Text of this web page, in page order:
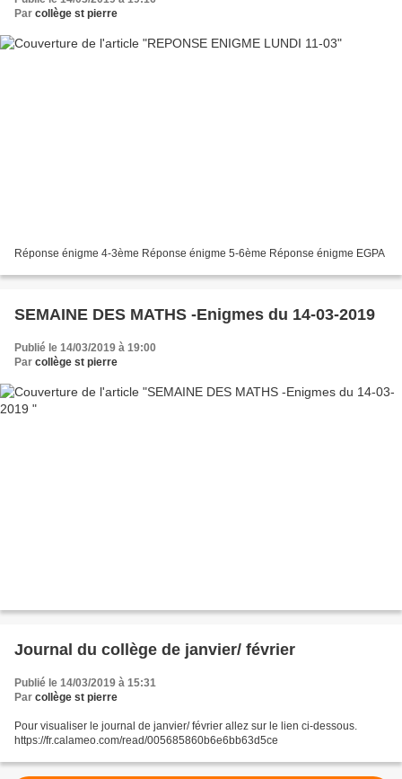
Par collège st pierre
Réponse énigme 4-3ème Réponse énigme 5-6ème Réponse énigme EGPA
SEMAINE DES MATHS -Enigmes du 14-03-2019
Publié le 14/03/2019 à 19:00
Par collège st pierre
Journal du collège de janvier/ février
Publié le 14/03/2019 à 15:31
Par collège st pierre
Pour visualiser le journal de janvier/ février allez sur le lien ci-dessous.
https://fr.calameo.com/read/005685860b6e6bb63d5ce